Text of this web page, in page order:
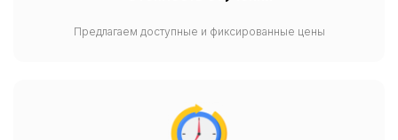
Предлагаем доступные и фиксированные цены